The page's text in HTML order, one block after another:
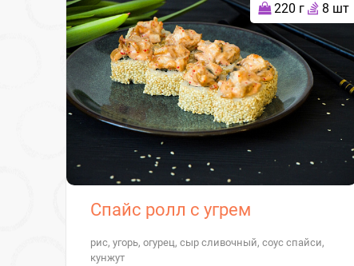
Спайс ролл с угрем
220 г 8 шт
рис, угорь, огурец, сыр сливочный, соус спайси,
кунжут